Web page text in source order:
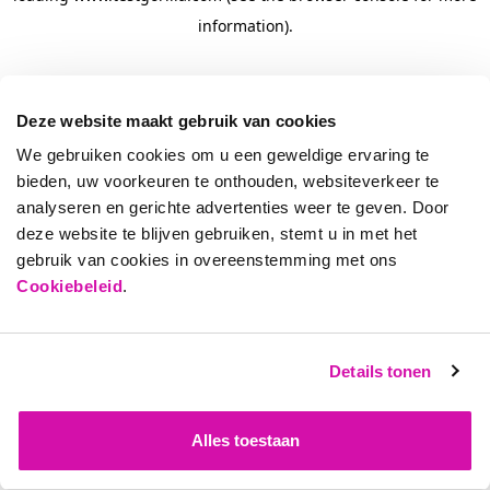
Deze website maakt gebruik van cookies
We gebruiken cookies om u een geweldige ervaring te
bieden, uw voorkeuren te onthouden, websiteverkeer te
analyseren en gerichte advertenties weer te geven. Door
deze website te blijven gebruiken, stemt u in met het
gebruik van cookies in overeenstemming met ons
Cookiebeleid.
Details tonen
Alles toestaan
information).